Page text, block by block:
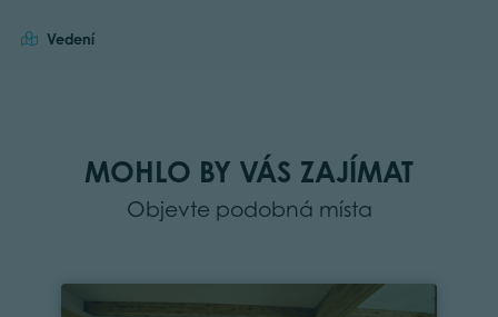
Vedení
MOHLO BY VÁS ZAJÍMAT
Objevte podobná místa